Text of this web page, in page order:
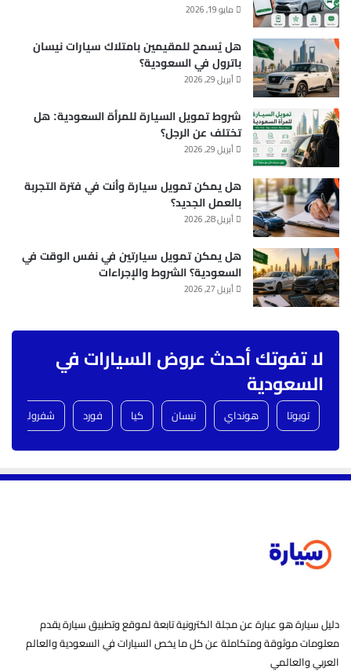
مايو 19, 2026
هل يُسمح للمقيمين بامتلاك سيارات نيسان
باترول في السعودية؟
أبريل 29, 2026
شروط تمويل السيارة للمرأة السعودية: هل
تختلف عن الرجل؟
أبريل 29, 2026
هل يمكن تمويل سيارة وأنت في فترة التجربة
بالعمل الجديد؟
أبريل 28, 2026
هل يمكن تمويل سيارتين في نفس الوقت في
السعودية؟ الشروط والإجراءات
أبريل 27, 2026
لا تفوتك أحدث عروض السيارات في
السعودية
تويوتا هونداي نيسان كيا فورد شفروليه
دليل سيارة هو عبارة عن مجلة الكترونية تابعة لموقع وتطبيق سيارة يقدم
معلومات موثوقة ومتكاملة عن كل ما يخص السيارات في السعودية والعالم
العربي والعالمي